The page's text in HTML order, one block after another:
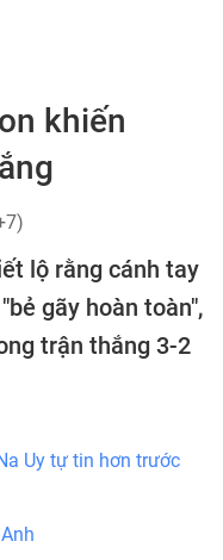
khiến
lộ rằng cánh tay
gãy hoàn toàn",
trận thắng 3-2
Uy tự tin hơn trước